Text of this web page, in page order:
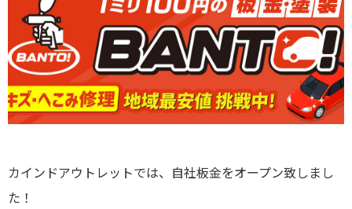
カインドアウトレットでは、自社板金をオープン致しまし
た！